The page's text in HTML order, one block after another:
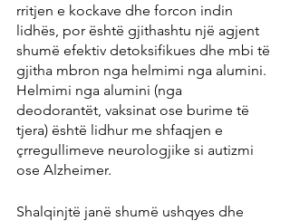
rritjen e kockave dhe forcon indin
lidhës, por është gjithashtu një agjent
shumë efektiv detoksifikues dhe mbi të
gjitha mbron nga helmimi nga alumini.
Helmimi nga alumini (nga
deodorantët, vaksinat ose burime të
tjera) është lidhur me shfaqjen e
çrregullimeve neurologjike si autizmi
ose Alzheimer.
Shalqinjtë janë shumë ushqyes dhe